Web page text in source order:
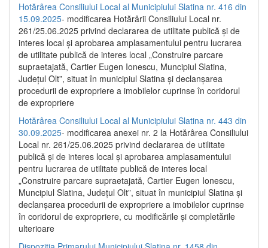
Hotărârea Consiliului Local al Municipiului Slatina nr. 416 din
15.09.2025- modificarea Hotărârii Consiliului Local nr.
261/25.06.2025 privind declararea de utilitate publică și de
interes local și aprobarea amplasamentului pentru lucrarea
de utilitate publică de interes local „Construire parcare
supraetajată, Cartier Eugen Ionescu, Muncipiul Slatina,
Județul Olt”, situat în municipiul Slatina și declanșarea
procedurii de expropriere a imobilelor cuprinse în coridorul
de expropriere
Hotărârea Consiliului Local al Municipiului Slatina nr. 443 din
30.09.2025- modificarea anexei nr. 2 la Hotărârea Consiliului
Local nr. 261/25.06.2025 privind declararea de utilitate
publică şi de interes local şi aprobarea amplasamentului
pentru lucrarea de utilitate publică de interes local
„Construire parcare supraetajată, Cartier Eugen Ionescu,
Muncipiul Slatina, Judeţul Olt”, situat în municipiul Slatina şi
declanşarea procedurii de expropriere a imobilelor cuprinse
în coridorul de expropriere, cu modificările şi completările
ulterioare